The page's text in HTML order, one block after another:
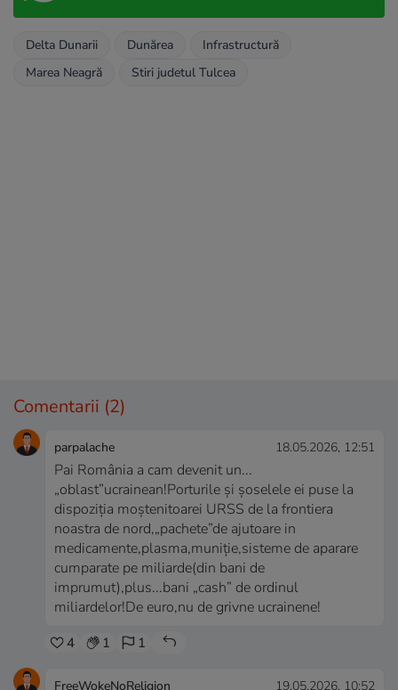
Delta Dunarii Dunărea
Infrastructură
Marea Neagră
Stiri judetul Tulcea
Comentarii (2)
parpalache 18.05.2026, 12:51
Pai România a cam devenit un...
„oblast”ucrainean!Porturile și șoselele ei puse la
dispoziția moștenitoarei URSS de la frontiera
noastra de nord,„pachete”de ajutoare in
medicamente,plasma,muniție,sisteme de aparare
cumparate pe miliarde(din bani de
imprumut),plus...bani „cash” de ordinul
miliardelor!De euro,nu de grivne ucrainene!
4 1 1
FreeWokeNoReligion 19.05.2026, 10:52